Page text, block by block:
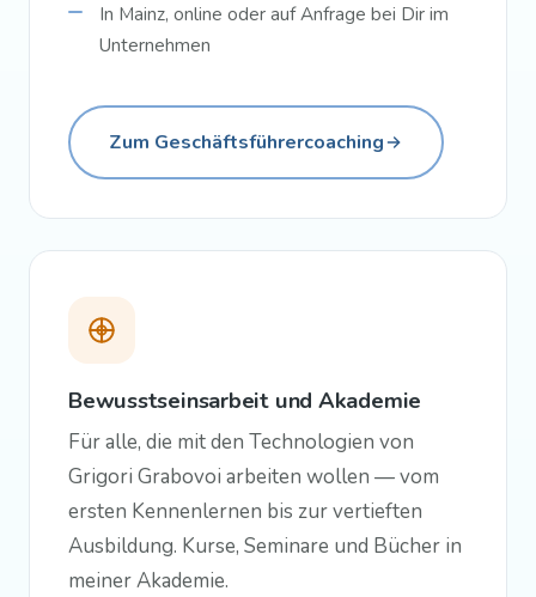
In Mainz, online oder auf Anfrage bei Dir im
Unternehmen
Zum Geschäftsführercoaching
Bewusstseinsarbeit und Akademie
Für alle, die mit den Technologien von
Grigori Grabovoi arbeiten wollen — vom
ersten Kennenlernen bis zur vertieften
Ausbildung. Kurse, Seminare und Bücher in
meiner Akademie.